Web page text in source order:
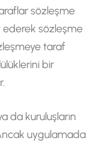
sözleşme
ederek sözleşme
taraf
bir
da kuruluşların
uygulamada